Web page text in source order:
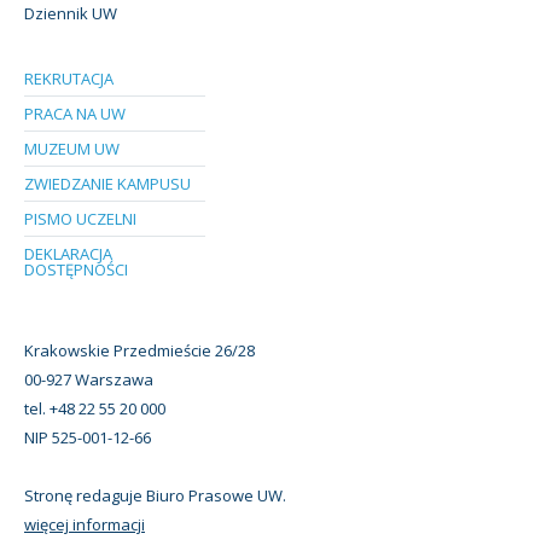
Dziennik UW
REKRUTACJA
PRACA NA UW
MUZEUM UW
ZWIEDZANIE KAMPUSU
PISMO UCZELNI
DEKLARACJA
DOSTĘPNOŚCI
Krakowskie Przedmieście 26/28
00-927 Warszawa
tel. +48 22 55 20 000
NIP 525-001-12-66
Stronę redaguje Biuro Prasowe UW.
więcej informacji